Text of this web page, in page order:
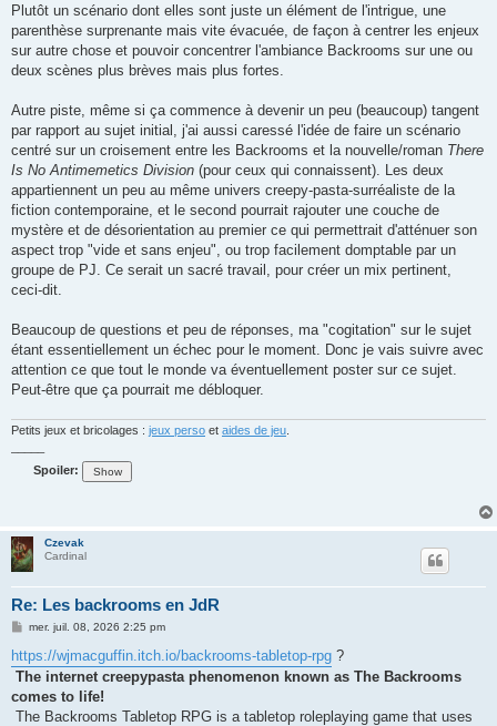
Plutôt un scénario dont elles sont juste un élément de l'intrigue, une
parenthèse surprenante mais vite évacuée, de façon à centrer les enjeux
sur autre chose et pouvoir concentrer l'ambiance Backrooms sur une ou
deux scènes plus brèves mais plus fortes.
Autre piste, même si ça commence à devenir un peu (beaucoup) tangent
par rapport au sujet initial, j'ai aussi caressé l'idée de faire un scénario
centré sur un croisement entre les Backrooms et la nouvelle/roman There
Is No Antimemetics Division (pour ceux qui connaissent). Les deux
appartiennent un peu au même univers creepy-pasta-surréaliste de la
fiction contemporaine, et le second pourrait rajouter une couche de
mystère et de désorientation au premier ce qui permettrait d'atténuer son
aspect trop "vide et sans enjeu", ou trop facilement domptable par un
groupe de PJ. Ce serait un sacré travail, pour créer un mix pertinent,
ceci-dit.
Beaucoup de questions et peu de réponses, ma "cogitation" sur le sujet
étant essentiellement un échec pour le moment. Donc je vais suivre avec
attention ce que tout le monde va éventuellement poster sur ce sujet.
Peut-être que ça pourrait me débloquer.
Petits jeux et bricolages : jeux perso et aides de jeu
Spoiler:
Czevak
Cardinal
Re: Les backrooms en JdR
M
s
s
a
g
e
mer. juil. 08, 2026 2:25 pm
https://wjmacguffin.itch.io/backrooms-tabletop-rpg ?
The internet creepypasta phenomenon known as The Backrooms
comes to life!
The Backrooms Tabletop RPG is a tabletop roleplaying game that uses